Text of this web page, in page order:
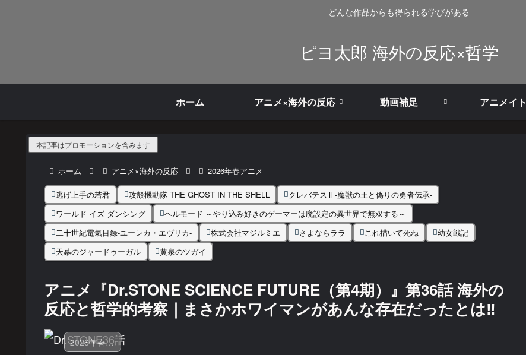
どんな作品からも得られる学びがある
ピヨ太郎 海外の反応×哲学
ホーム アニメ×海外の反応 動画補足 アニメイト
本記事はプロモーションを含みます
ホーム アニメ×海外の反応 2026年春アニメ
逃げ上手の若君 攻殻機動隊 THE GHOST IN THE SHELL
クレバテスⅡ-魔獣の王と偽りの勇者伝承-
ワールド イズ ダンシング
ヘルモード ～やり込み好きのゲーマーは廃設定の異世界で無双する～
二十世紀電氣目録-ユーレカ・エヴリカ-
株式会社マジルミエ さよならララ これ描いて死ね
幼女戦記
天幕のジャードゥーガル
黄泉のツガイ
アニメ『Dr.STONE SCIENCE FUTURE（第4期）』第36話 海外の
反応と哲学的考察｜まさかホワイマンがあんな存在だったとは‼
2026年春アニメ